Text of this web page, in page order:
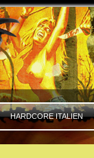
HARDCORE ITALIEN